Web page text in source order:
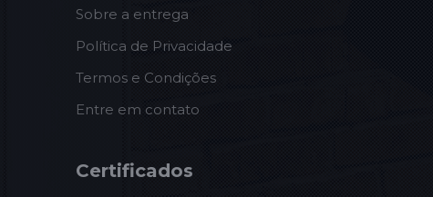
Sobre a entrega
Política de Privacidade
Termos e Condições
Entre em contato
Certificados